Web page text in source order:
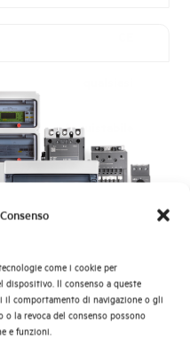
come i cookie per
dispositivo. Il consenso a queste
il comportamento di navigazione o gli
la revoca del consenso possono
e funzioni.
Acquistabile
AEG
supporto?
di più?